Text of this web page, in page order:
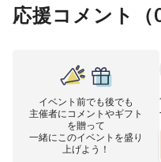
応援コメント（
イベント前でも後でも
主催者にコメントやギフト
を贈って
一緒にこのイベントを盛り
上げよう！